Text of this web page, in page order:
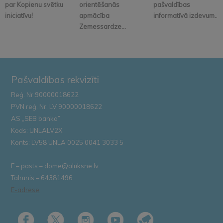
par Kopienu svētku
iniciatīvu!
orientēšanās
apmācība
Zemessardze...
pašvaldības
informatīvā izdevum...
Pašvaldības rekvizīti
Reģ. Nr.90000018622
PVN reģ. Nr. LV 90000018622
AS „SEB banka”
Kods: UNLALV2X
Konts: LV58 UNLA 0025 0041 3033 5
E – pasts – dome@aluksne.lv
Tālrunis – 64381496
E-adrese